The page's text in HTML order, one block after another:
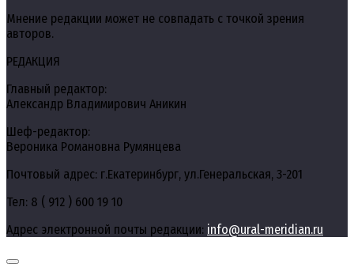
Мнение редакции может не совпадать с точкой зрения
авторов.
РЕДАКЦИЯ
Главный редактор:
Александр Владимирович Аникин
Шеф-редактор:
Вероника Романовна Румянцева
Почтовый адрес: г.Екатеринбург, ул.Генеральская, 3-201
Тел: 8 ( 912 ) 600 19 10
Адрес электронной почты редакции: info@ural-meridian.ru